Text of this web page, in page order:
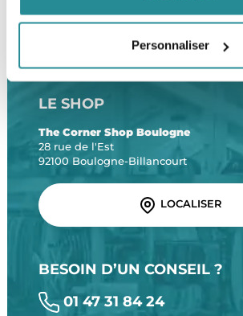
Personnaliser
LE SHOP
The Corner Shop Boulogne
28 rue de l'Est
92100 Boulogne-Billancourt
LOCALISER
BESOIN D’UN CONSEIL ?
01 47 31 84 24